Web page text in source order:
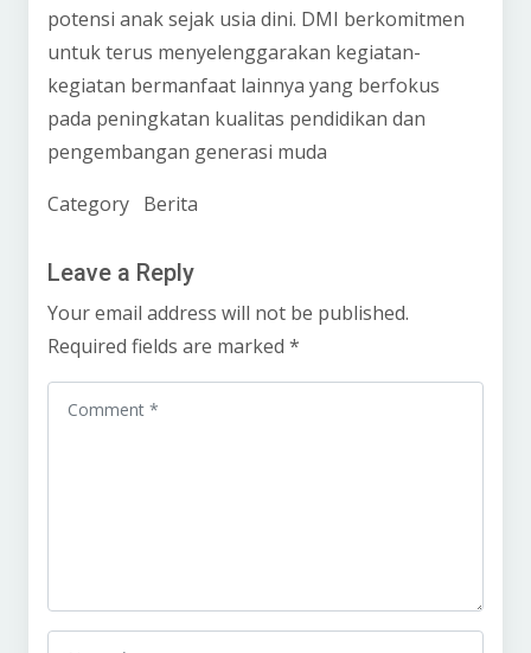
potensi anak sejak usia dini. DMI berkomitmen
untuk terus menyelenggarakan kegiatan-
kegiatan bermanfaat lainnya yang berfokus
pada peningkatan kualitas pendidikan dan
pengembangan generasi muda
Category Berita
Leave a Reply
Your email address will not be published.
Required fields are marked *